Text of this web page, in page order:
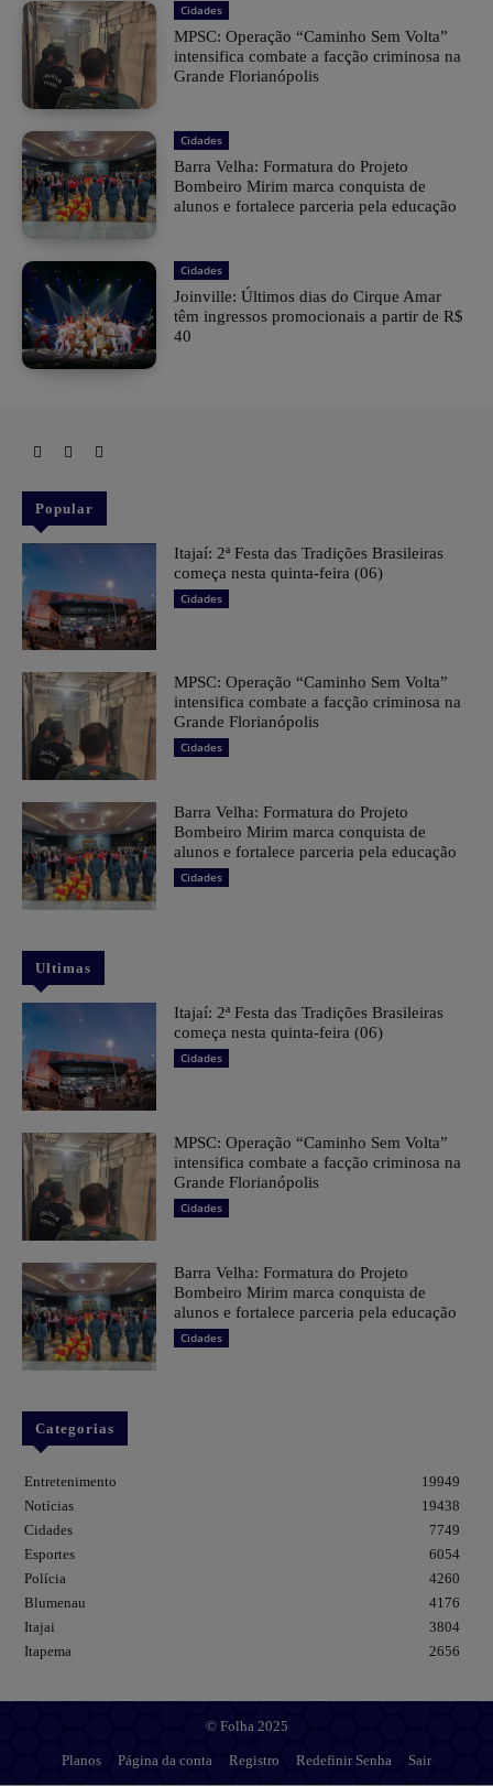
Cidades
MPSC: Operação “Caminho Sem Volta”
intensifica combate a facção criminosa na
Grande Florianópolis
Cidades
Barra Velha: Formatura do Projeto
Bombeiro Mirim marca conquista de
alunos e fortalece parceria pela educação
Cidades
Joinville: Últimos dias do Cirque Amar
têm ingressos promocionais a partir de R$
40
Popular
​Itajaí: 2ª Festa das Tradições Brasileiras
começa nesta quinta-feira (06)
Cidades
MPSC: Operação “Caminho Sem Volta”
intensifica combate a facção criminosa na
Grande Florianópolis
Cidades
Barra Velha: Formatura do Projeto
Bombeiro Mirim marca conquista de
alunos e fortalece parceria pela educação
Cidades
Ultimas
​Itajaí: 2ª Festa das Tradições Brasileiras
começa nesta quinta-feira (06)
Cidades
MPSC: Operação “Caminho Sem Volta”
intensifica combate a facção criminosa na
Grande Florianópolis
Cidades
Barra Velha: Formatura do Projeto
Bombeiro Mirim marca conquista de
alunos e fortalece parceria pela educação
Cidades
Categorias
Entretenimento
19949
Notícias
19438
Cidades
7749
Esportes
6054
Polícia
4260
Blumenau
4176
Itajai
3804
Itapema
2656
© Folha 2025
Planos Página da conta Registro Redefinir Senha Sair